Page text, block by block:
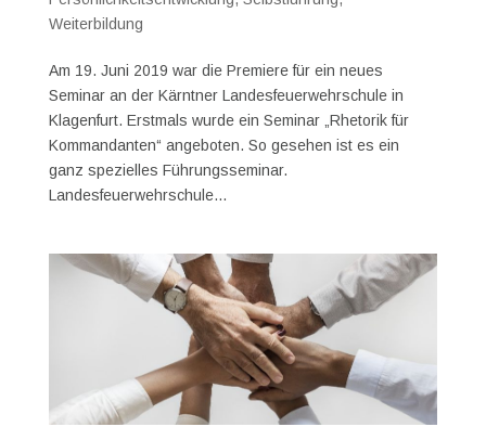
Weiterbildung
Am 19. Juni 2019 war die Premiere für ein neues
Seminar an der Kärntner Landesfeuerwehrschule in
Klagenfurt. Erstmals wurde ein Seminar „Rhetorik für
Kommandanten“ angeboten. So gesehen ist es ein
ganz spezielles Führungsseminar.
Landesfeuerwehrschule...